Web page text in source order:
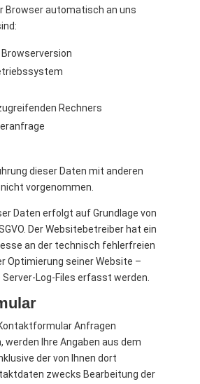
Browser automatisch an uns
Rechners
dieser Daten mit anderen
vorgenommen.
Daten erfolgt auf Grundlage von
Der Websitebetreiber hat ein
an der technisch fehlerfreien
Optimierung seiner Website –
Log-Files erfasst werden.
Anfragen
werden Ihre Angaben aus dem
der von Ihnen dort
zwecks Bearbeitung der